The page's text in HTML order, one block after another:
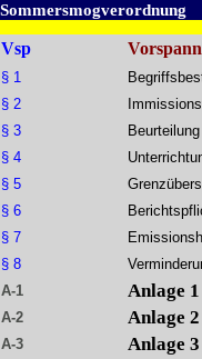
Sommersmogverordnung
Vsp
§ 1
§ 2
§ 3
§ 4
§ 5
§ 6
§ 7
§ 8
A-1
A-2
A-3
Anlage
Anlage
Anlage